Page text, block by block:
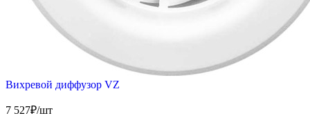
Вихревой диффузор VZ
7 527₽/шт